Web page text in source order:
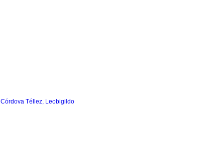
Córdova Téllez, Leobigildo